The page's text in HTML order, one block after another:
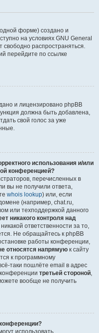
форме) создано и
на условиях GNU General
свободно распространяться.
перейдите по ссылке
и лицензировано phpBB
должна быть добавлена,
свой голос за уже
использования и/или
конференцией?
перечисленных в
вы не получили ответа,
whois lookup) или, если
(например, chat.ru,
или техподдержкой данного
никакого контроля над
ответственности за то,
Не обращайтесь к phpBB
работы конференции,
относятся напрямую к сайту
к программному
таки пошлёте email в адрес
третьей стороной,
вообще не получить
использовать